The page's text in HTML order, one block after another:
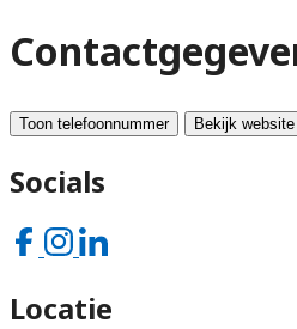
Toon telefoonnummer Bekijk website
Socials
Locatie